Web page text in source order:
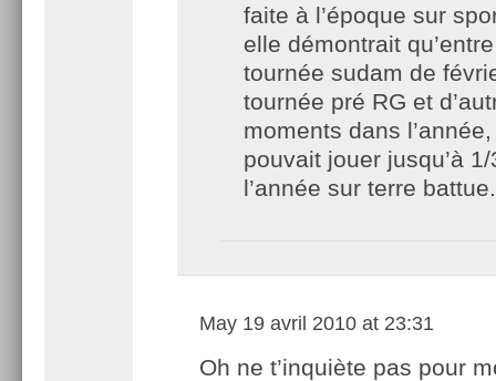
faite à l’époque sur
elle démontrait
tournée sudam de
tournée pré RG et
moments dans
pouvait jouer jusqu’à
l’année sur terre battue.
May 19 avril 2010 at 23:31
Oh ne t’inquiète pas pour